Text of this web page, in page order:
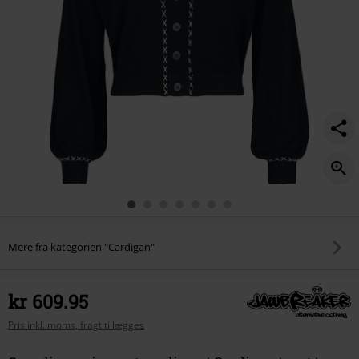
Mere fra kategorien "Cardigan"
kr 609.95
Pris inkl. moms, fragt tillægges